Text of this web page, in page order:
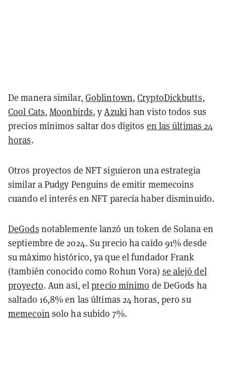
De manera similar, Goblintown,CryptoDickbutts,
Cool Cats,Moonbirds, yAzukihan visto todos sus
precios mínimos saltar dos dígitos en las últimas 24
horas.
Otros proyectos de NFT siguieron una estrategia
similar a Pudgy Penguins de emitir memecoins
cuando el interés en NFT parecía haber disminuido.
DeGods notablemente lanzó un token de Solana en
septiembre de 2024. Su precio ha caído 91% desde
su máximo histórico, ya que el fundador Frank
(también conocido como Rohun Vora) se alejó del
proyecto. Aun así, elprecio mínimo de DeGods ha
saltado 16,8% en las últimas 24 horas, pero su
memecoin solo ha subido 7%.